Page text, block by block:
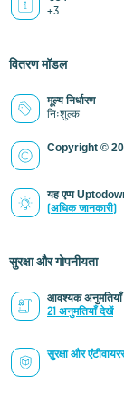
+3
वितरण मॉडल
मूल्य निर्धारण
निःशुल्क
Copyright ©
यह एप्प
(अधिक जानकारी)
सुरक्षा और गोपनीयता
आवश्यक अनुमतियाँ
21 अनुमतियाँ देखें
सुरक्षा और